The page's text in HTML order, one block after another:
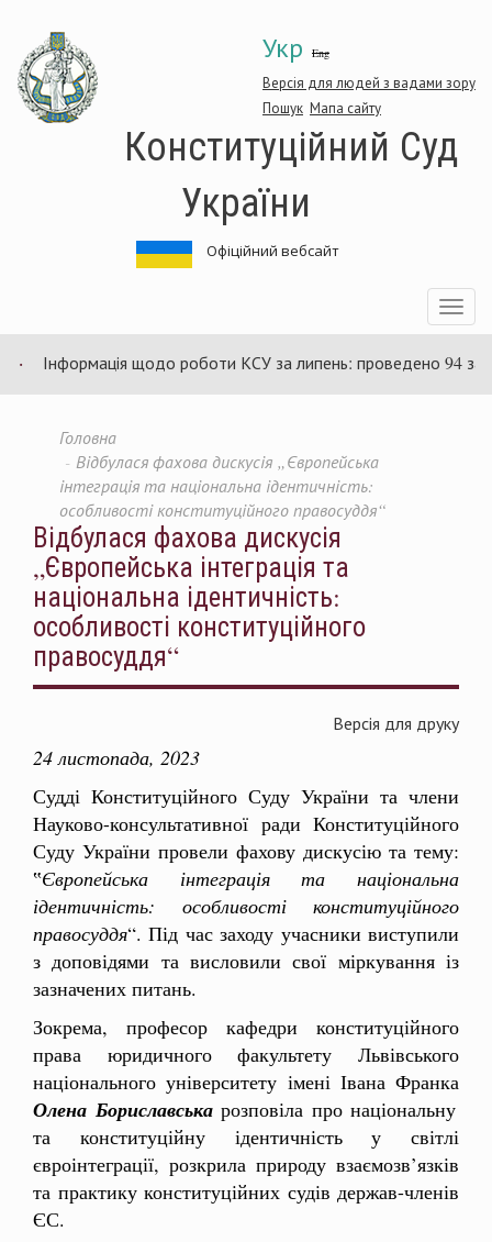
основного
матеріалу
Укр Eng
Версія для людей з вадами зору
Пошук Мапа сайту
Конституційний Суд
України
Офіційний вебсайт
Toggle
щодо роботи КСУ за липень: проведено 94 засідання
Головна
Відбулася фахова дискусія „Європейська
інтеграція та національна ідентичність:
особливості конституційного правосуддя“
Відбулася фахова дискусія
„Європейська інтеграція та
національна ідентичність:
особливості конституційного
правосуддя“
Версія для друку
24 листопада, 2023
Судді Конституційного Суду України та члени
Науково-консультативної ради Конституційного
Суду України провели фахову дискусію та тему:
‟Європейська інтеграція та національна
ідентичність: особливості конституційного
правосуддя“. Під час заходу учасники виступили
з доповідями та висловили свої міркування із
зазначених питань.
Зокрема, професор кафедри конституційного
права юридичного факультету Львівського
національного університету імені Івана Франка
Олена Бориславськарозповіла про національну
та конституційну ідентичність у світлі
євроінтеграції, розкрила природу взаємозв’язків
та практику конституційних судів держав-членів
ЄС.